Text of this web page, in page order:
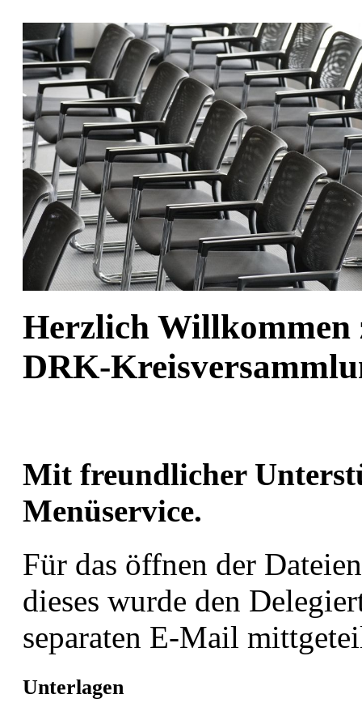
Herzlich Willkommen
DRK-
Mit freundlicher
Menüservice.
Für das öffnen der
dieses wurde den
separaten E-Mail
Unterlagen